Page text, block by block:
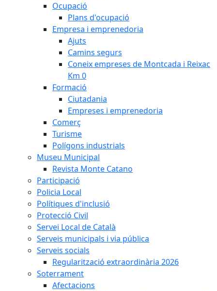
Ocupació
Plans d'ocupació
Empresa i emprenedoria
Ajuts
Camins segurs
Coneix empreses de Montcada i Reixac
Km 0
Formació
Ciutadania
Empreses i emprenedoria
Comerç
Turisme
Polígons industrials
Museu Municipal
Revista Monte Catano
Participació
Policia Local
Polítiques d'inclusió
Protecció Civil
Servei Local de Català
Serveis municipals i via pública
Serveis socials
Regularització extraordinària 2026
Soterrament
Afectacions